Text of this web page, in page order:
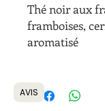
Thé noir aux
framboises,
aromatisé
AVIS